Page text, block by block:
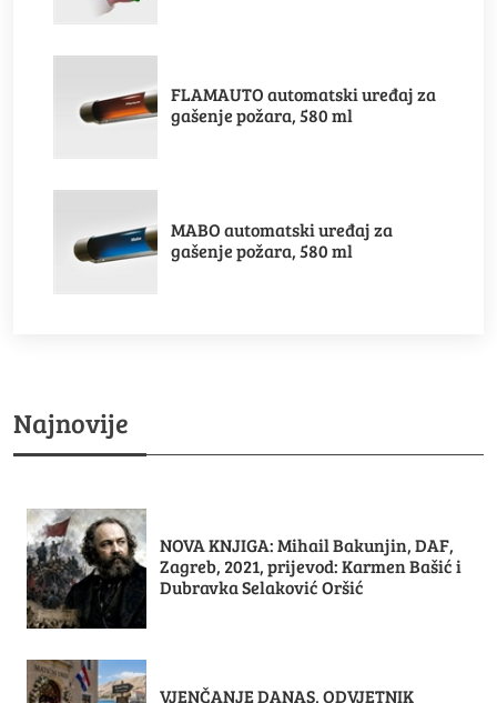
FLAMAUTO automatski uređaj za
gašenje požara, 580 ml
MABO automatski uređaj za
gašenje požara, 580 ml
Najnovije
NOVA KNJIGA: Mihail Bakunjin, DAF,
Zagreb, 2021, prijevod: Karmen Bašić i
Dubravka Selaković Oršić
VJENČANJE DANAS, ODVJETNIK